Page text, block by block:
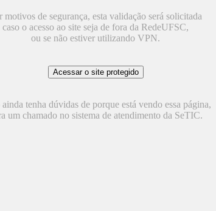
motivos de segurança, esta validação será solicitada
caso o acesso ao site seja de fora da RedeUFSC,
ou se não estiver utilizando VPN.
ainda tenha dúvidas de porque está vendo essa página,
um chamado no sistema de atendimento da SeTIC.